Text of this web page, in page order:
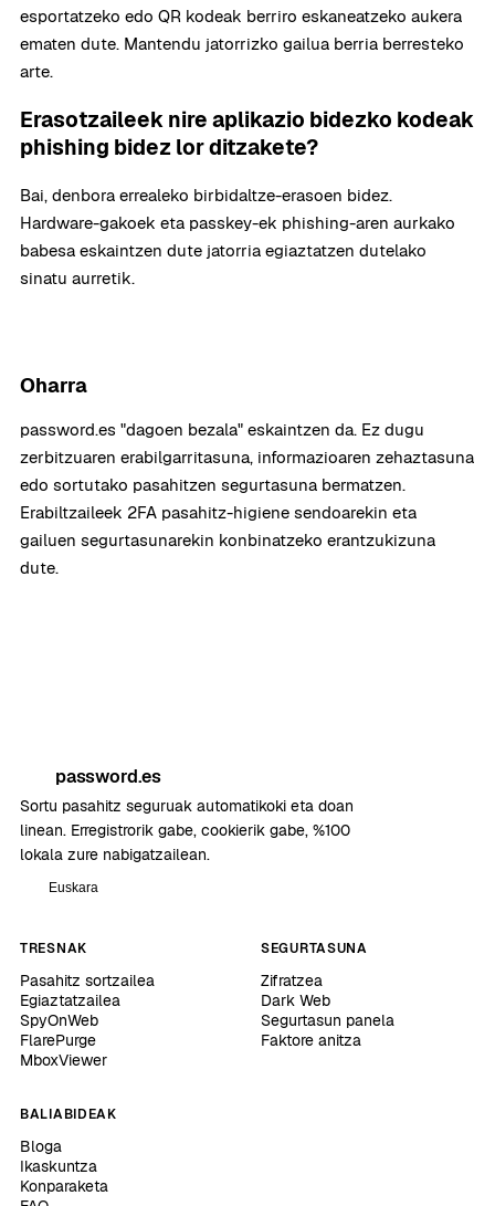
esportatzeko edo QR kodeak berriro eskaneatzeko aukera
ematen dute. Mantendu jatorrizko gailua berria berresteko
arte.
Erasotzaileek nire aplikazio bidezko kodeak
phishing bidez lor ditzakete?
Bai, denbora errealeko birbidaltze-erasoen bidez.
Hardware-gakoek eta passkey-ek phishing-aren aurkako
babesa eskaintzen dute jatorria egiaztatzen dutelako
sinatu aurretik.
Oharra
password.es "dagoen bezala" eskaintzen da. Ez dugu
zerbitzuaren erabilgarritasuna, informazioaren zehaztasuna
edo sortutako pasahitzen segurtasuna bermatzen.
Erabiltzaileek 2FA pasahitz-higiene sendoarekin eta
gailuen segurtasunarekin konbinatzeko erantzukizuna
dute.
password.es
Sortu pasahitz seguruak automatikoki eta doan
linean. Erregistrorik gabe, cookierik gabe, %100
lokala zure nabigatzailean.
Euskara
TRESNAK
Pasahitz sortzailea
Egiaztatzailea
SpyOnWeb
FlarePurge
MboxViewer
SEGURTASUNA
Zifratzea
Dark Web
Segurtasun panela
Faktore anitza
BALIABIDEAK
Bloga
Ikaskuntza
Konparaketa